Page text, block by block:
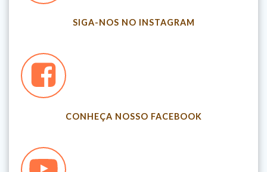
SIGA-NOS NO INSTAGRAM
CONHEÇA NOSSO FACEBOOK